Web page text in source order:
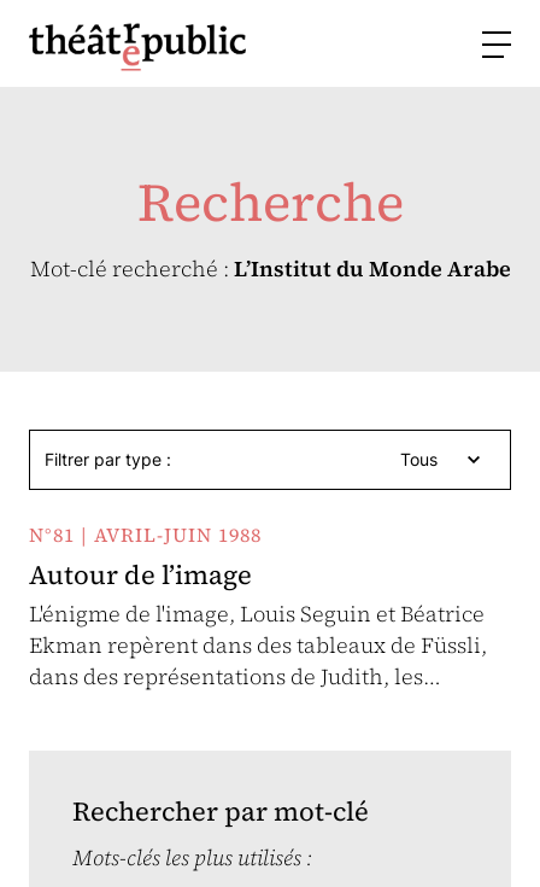
Recherche
Mot-clé recherché : L’Institut du Monde Arabe
Filtrer par type : Tous
N°81 | AVRIL-JUIN 1988
Autour de l’image
L'énigme de l'image, Louis Seguin et Béatrice
Ekman repèrent dans des tableaux de Füssli,
dans des représentations de Judith, les…
Rechercher par mot-clé
Mots-clés les plus utilisés :